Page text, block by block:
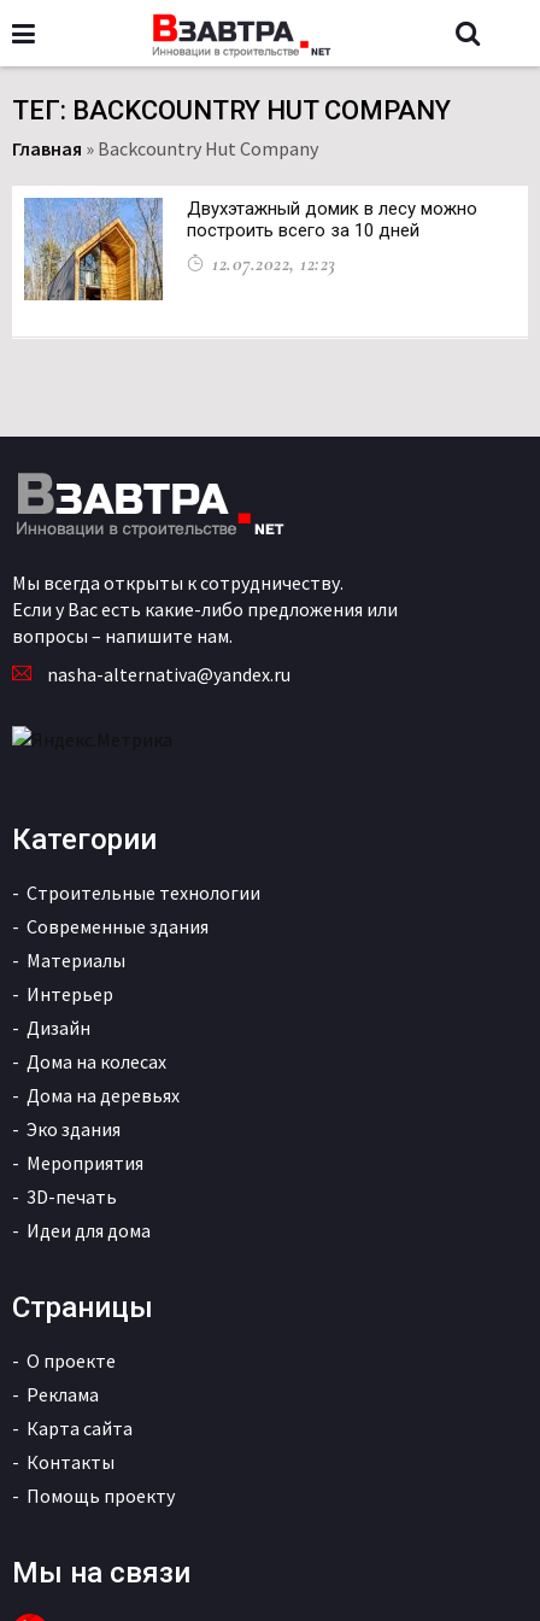
ТЕГ: BACKCOUNTRY HUT COMPANY
Главная » Backcountry Hut Company
Двухэтажный домик в лесу можно
построить всего за 10 дней
12.07.2022, 12:23
Мы всегда открыты к сотрудничеству.
Если у Вас есть какие-либо предложения или
вопросы – напишите нам.
nasha-alternativa@yandex.ru
Категории
Строительные технологии
Современные здания
Материалы
Интерьер
Дизайн
Дома на колесах
Дома на деревьях
Эко здания
Мероприятия
3D-печать
Идеи для дома
Страницы
О проекте
Реклама
Карта сайта
Контакты
Помощь проекту
Мы на связи